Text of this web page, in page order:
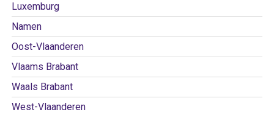
Luxemburg
Namen
Oost-Vlaanderen
Vlaams Brabant
Waals Brabant
West-Vlaanderen